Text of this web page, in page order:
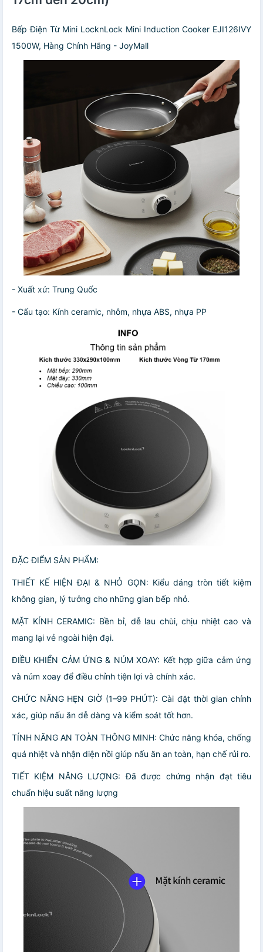
Bếp Điện Từ Mini LocknLock Mini Induction Cooker EJI126IVY
1500W, Hàng Chính Hãng - JoyMall
- Xuất xứ: Trung Quốc
- Cấu tạo: Kính ceramic, nhôm, nhựa ABS, nhựa PP
ĐẶC ĐIỂM SẢN PHẨM:
THIẾT KẾ HIỆN ĐẠI & NHỎ GỌN: Kiểu dáng tròn tiết kiệm
không gian, lý tưởng cho những gian bếp nhỏ.
MẶT KÍNH CERAMIC: Bền bỉ, dễ lau chùi, chịu nhiệt cao và
mang lại vẻ ngoài hiện đại.
ĐIỀU KHIỂN CẢM ỨNG & NÚM XOAY: Kết hợp giữa cảm ứng
và núm xoay để điều chỉnh tiện lợi và chính xác.
CHỨC NĂNG HẸN GIỜ (1–99 PHÚT): Cài đặt thời gian chính
xác, giúp nấu ăn dễ dàng và kiểm soát tốt hơn.
TÍNH NĂNG AN TOÀN THÔNG MINH: Chức năng khóa, chống
quá nhiệt và nhận diện nồi giúp nấu ăn an toàn, hạn chế rủi ro.
TIẾT KIỆM NĂNG LƯỢNG: Đã được chứng nhận đạt tiêu
chuẩn hiệu suất năng lượng